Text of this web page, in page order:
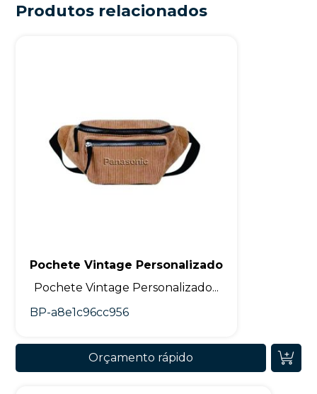
Produtos relacionados
Pochete Vintage Personalizado
Pochete Vintage Personalizado...
BP-a8e1c96cc956
Orçamento rápido